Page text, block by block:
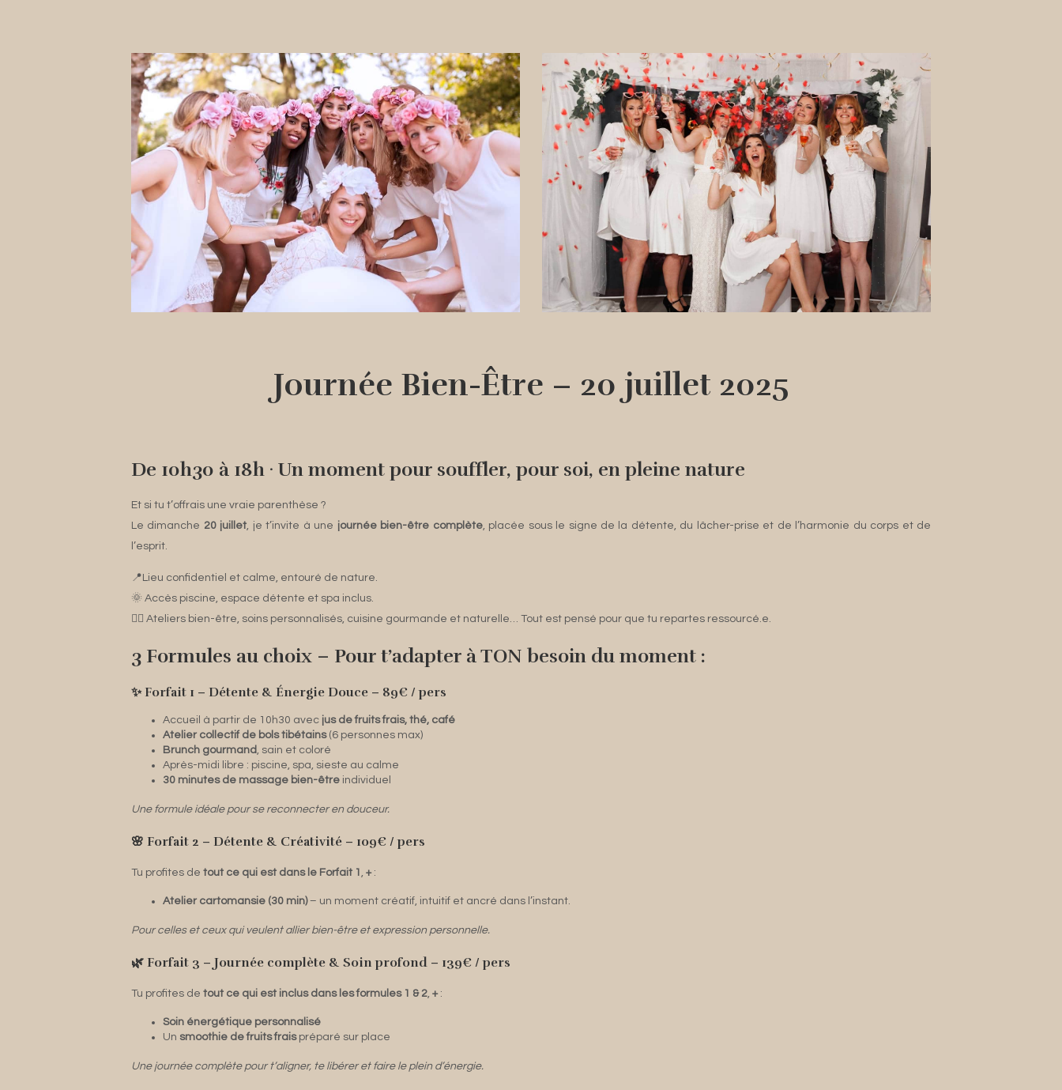
Journée Bien-Être – 20 juillet 2025
De 10h30 à 18h · Un moment pour souffler, pour soi, en pleine nature
Et si tu t’offrais une vraie parenthèse ?
Le dimanche 20 juillet, je t’invite à une journée bien-être complète, placée sous le signe de la détente, du lâcher-prise et de l’harmonie du corps et de
l’esprit.
📍Lieu confidentiel et calme, entouré de nature.
🌞 Accès piscine, espace détente et spa inclus.
🧘‍♀️ Ateliers bien-être, soins personnalisés, cuisine gourmande et naturelle… Tout est pensé pour que tu repartes ressourcé.e.
3 Formules au choix – Pour t’adapter à TON besoin du moment :
✨ Forfait 1 – Détente & Énergie Douce – 89€ / pers
Accueil à partir de 10h30 avec jus de fruits frais, thé, café
Atelier collectif de bols tibétains(6 personnes max)
Brunch gourmand , sain et coloré
Après-midi libre : piscine, spa, sieste au calme
30 minutes de massage bien-être individuel
Une formule idéale pour se reconnecter en douceur.
🌸 Forfait 2 – Détente & Créativité – 109€ / pers
Tu profites de tout ce qui est dans le Forfait 1 , +:
Atelier cartomansie (30 min)– un moment créatif, intuitif et ancré dans l’instant.
Pour celles et ceux qui veulent allier bien-être et expression personnelle.
🌿 Forfait 3 – Journée complète & Soin profond – 139€ / pers
Tu profites de tout ce qui est inclus dans les formules 1 & 2, +:
Soin énergétique personnalisé
Un smoothie de fruits fraispréparé sur place
Une journée complète pour t’aligner, te libérer et faire le plein d’énergie.